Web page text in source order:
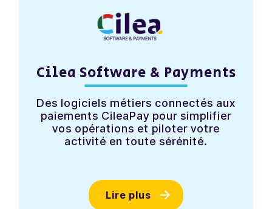
Cilea Software & Payments
Des logiciels métiers connectés aux
paiements CileaPay pour simplifier
vos opérations et piloter votre
activité en toute sérénité.
Lire plus